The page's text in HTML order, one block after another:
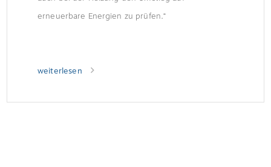
erneuerbare Energien zu prüfen.“
weiterlesen